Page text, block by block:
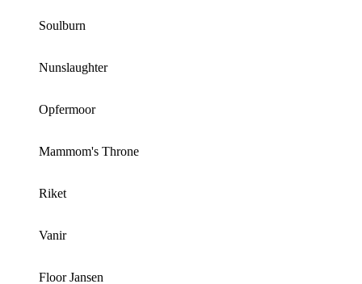
Soulburn
Nunslaughter
Opfermoor
Mammom's Throne
Riket
Vanir
Floor Jansen